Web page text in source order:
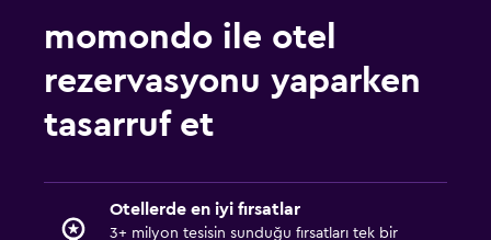
momondo ile otel
rezervasyonu yaparken
tasarruf et
Otellerde en iyi fırsatlar
3+ milyon tesisin sunduğu fırsatları tek bir